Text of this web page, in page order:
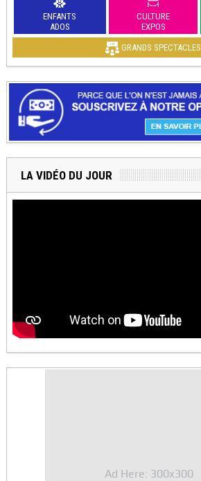
ENFANTS
ADOS
CULTURE
EXPOS
GRANDS SPECTACLES
LA VIDÉO DU JOUR
Ad Here: 300x300